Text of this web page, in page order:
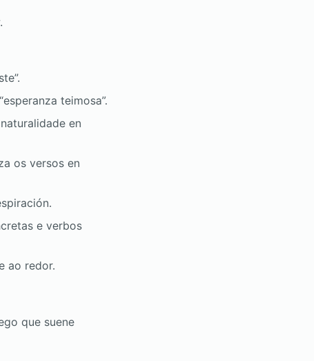
.
teimosa”.
en
os versos en
e verbos
ao redor.
que suene